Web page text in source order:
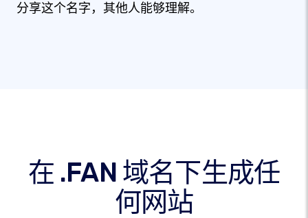
分享这个名字，其他人能够理解。
在 .FAN 域名下生成任
何网站